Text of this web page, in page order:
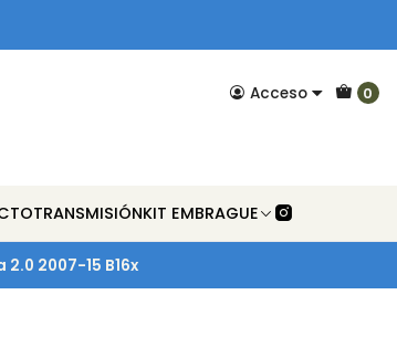
Acceso 0
TRANSMISIÓNKIT EMBRAGUE
2007-15 B16x